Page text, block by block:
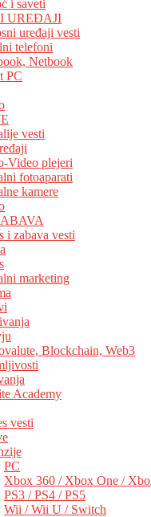
i saveti
UREĐAJI
uređaji vesti
telefoni
Netbook
PC
vesti
Video plejeri
fotoaparati
kamere
i zabava vesti
marketing
Blockchain, Web3
Academy
vesti
PC
Xbox 360 / Xbox One /
PS3 / PS4 / PS5
Wii / Wii U / Switch